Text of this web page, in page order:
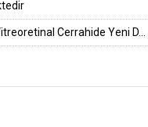
Cerrahide Yeni D...